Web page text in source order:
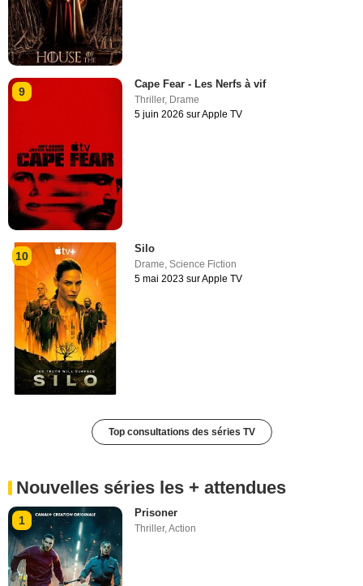
9
Cape Fear - Les Nerfs à vif
Thriller, Drame
5 juin 2026 sur Apple TV
10
Silo
Drame,Science Fiction
5 mai 2023 sur Apple TV
Top consultations des séries TV
Nouvelles séries les + attendues
1
Prisoner
Thriller,Action